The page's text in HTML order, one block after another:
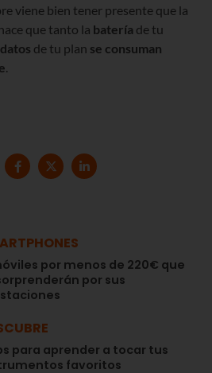
viene bien tener presente que la
que tanto la batería de tu
datos de tu plan se consuman
.
por menos de 220€ que
por sus
para aprender a tocar tus
favoritos